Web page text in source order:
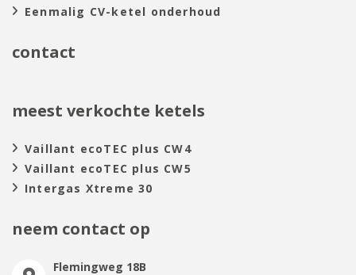
Eenmalig CV-ketel onderhoud
contact
meest verkochte ketels
Vaillant ecoTEC plus CW4
Vaillant ecoTEC plus CW5
Intergas Xtreme 30
neem contact op
Flemingweg 18B